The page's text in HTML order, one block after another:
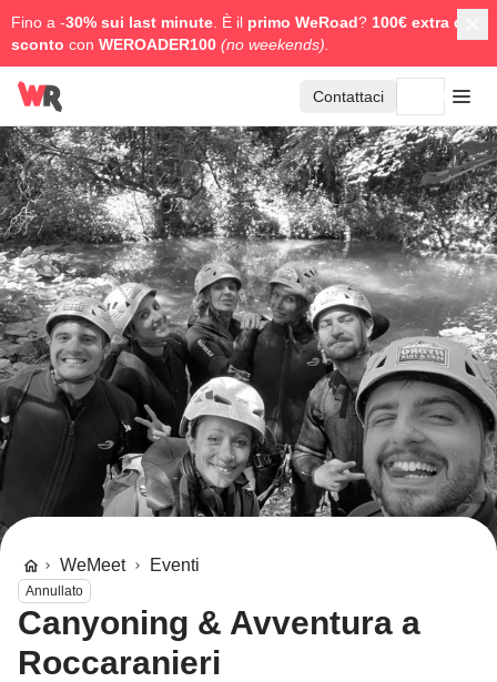
Fino a -30% sui last minute . È il primo WeRoad? 100€ extra di
sconto con WEROADER100 (no weekends).
Contattaci
WeMeet Eventi
Annullato
Canyoning & Avventura a
Roccaranieri